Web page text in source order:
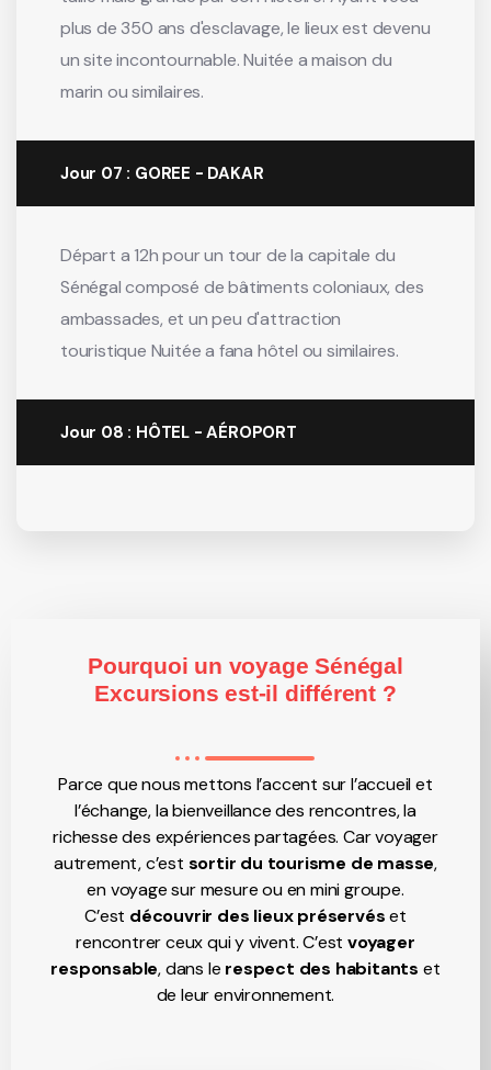
plus de 350 ans d'esclavage, le lieux est devenu
un site incontournable. Nuitée a maison du
marin ou similaires.
Jour 07 : GOREE - DAKAR
Départ a 12h pour un tour de la capitale du
Sénégal composé de bâtiments coloniaux, des
ambassades, et un peu d'attraction
touristique Nuitée a fana hôtel ou similaires.
Jour 08 : HÔTEL - AÉROPORT
Pourquoi un voyage Sénégal
Excursions est-il différent ?
Parce que nous mettons l’accent sur l’accueil et
l’échange, la bienveillance des rencontres, la
richesse des expériences partagées. Car voyager
autrement, c’est sortir du tourisme de masse,
en voyage sur mesure ou en mini groupe.
C’est découvrir des lieux préservéset
rencontrer ceux qui y vivent. C’estvoyager
responsable, dans le respect des habitants et
de leur environnement.